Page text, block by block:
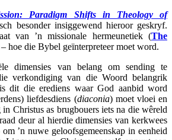
Paradigm Shifts in Theology of
besonder insiggewend hieroor geskryf.
van ’n missionale hermeunetiek (The
hoe die Bybel geïnterpreteer moet word.
dimensies van belang om sending te
verkondiging van die Woord belangrik
dit die erediens waar God aanbid word
liefdesdiens (diaconia) moet vloei en
in Christus as brugbouers iets na die wêreld
deur al hierdie dimensies van kerkwees
’n nuwe geloofsgemeenskap in eenheid